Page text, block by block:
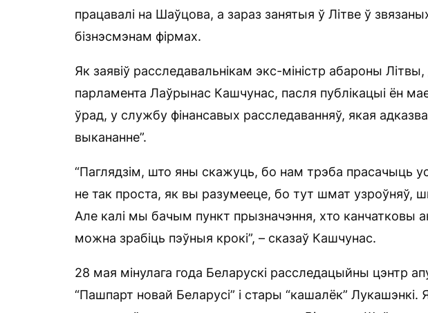
працавалі на Шаўцова, а зараз занятыя ў Літве ў
бізнэсмэнам фірмах.
Як заявіў расследавальнікам экс-міністр абароны
парламента Лаўрынас Кашчунас, пасля публікацыі ён
ўрад, у службу фінансавых расследаванняў, якая
выкананне”.
“Паглядзім, што яны скажуць, бо нам трэба прасачыць
не так проста, як вы разумееце, бо тут шмат узроўняў,
Але калі мы бачым пункт прызначэння, хто канчатковы
можна зрабіць пэўныя крокі”, – сказаў Кашчунас.
28 мая мінулага года Беларускі расследацыйны цэнтр
“Пашпарт новай Беларусі” і стары “кашалёк” Лукашэнкі.